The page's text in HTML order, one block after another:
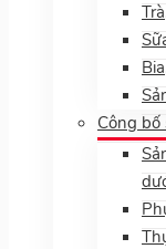
Công bố